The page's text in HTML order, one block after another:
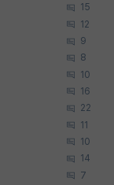
15
12
9
8
10
16
22
11
10
14
7